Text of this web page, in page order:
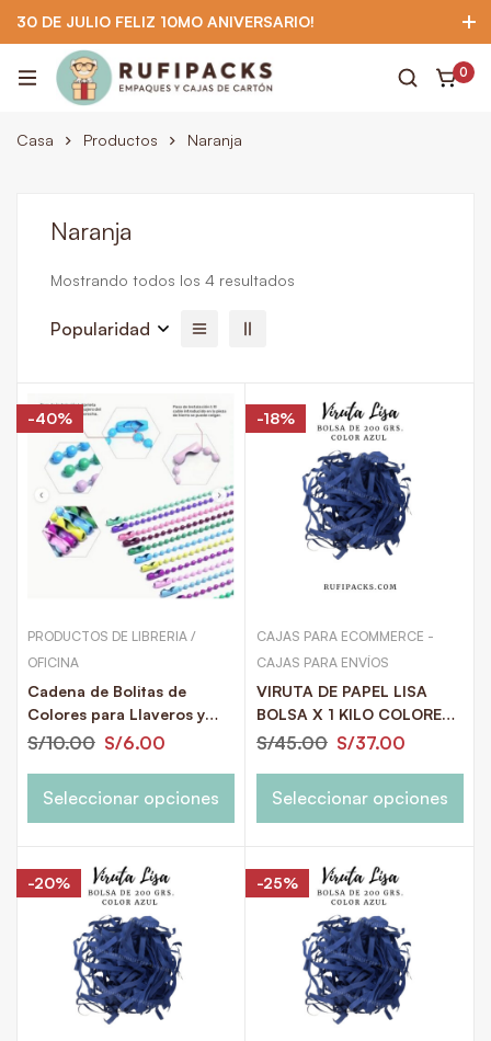
30 DE JULIO FELIZ 10MO ANIVERSARIO!
922 295 403
0
Casa Productos Naranja
Naranja
Mostrando todos los 4 resultados
Popularidad
-40%
PRODUCTOS DE LIBRERIA /
OFICINA
Cadena de Bolitas de
Colores para Llaveros y
Hang Tags 12 cms. Paquete
S/10.00 S/6.00
Seleccionar opciones
-18%
CAJAS PARA ECOMMERCE -
CAJAS PARA ENVÍOS
VIRUTA DE PAPEL LISA
BOLSA X 1 KILO COLORES
INTENSOS
S/45.00 S/37.00
Seleccionar opciones
-20% -25%